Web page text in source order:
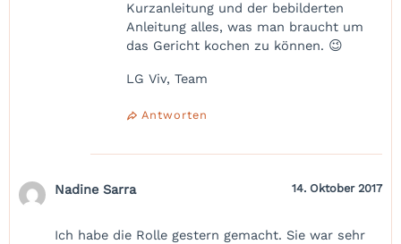
Kurzanleitung und der bebilderten
Anleitung alles, was man braucht um
das Gericht kochen zu können. 😉
LG Viv, Team
Antworten
Nadine Sarra 14. Oktober 2017
Ich habe die Rolle gestern gemacht. Sie war sehr